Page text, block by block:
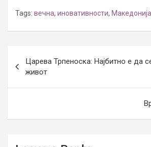
Tags: вечна, иновативности, Македонија
navigation
Царева Трпеноска: Најбитно е да
живот